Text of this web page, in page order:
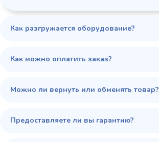
Как разгружается оборудование?
Как можно оплатить заказ?
Можно ли вернуть или обменять товар?
Предоставляете ли вы гарантию?